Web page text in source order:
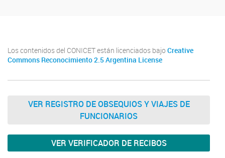
Los contenidos del CONICET están licenciados bajo Creative
Commons Reconocimiento 2.5 Argentina License
VER REGISTRO DE OBSEQUIOS Y VIAJES DE
FUNCIONARIOS
VER VERIFICADOR DE RECIBOS